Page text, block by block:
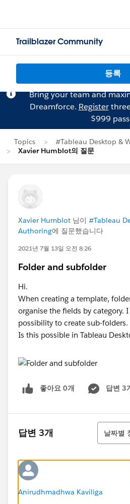
Trailblazer Community
등록
Bring your team and
Dreamforce. Register
$999
Topics
#Tableau Desktop &
Xavier Humblot의 질문
Xavier Humblot 님이 #Tableau
Authoring에 질문했습니다
2021년 7월 13일 오전 8:26
Folder and subfolder
Hi.
When creating a template,
organise the fields by category.
possibility to create sub-folders.
Is this possible in Tableau
좋아요 0개 답변 3
답변 3개
정렬
날짜별
Anirudhmadhwa Kaviliga